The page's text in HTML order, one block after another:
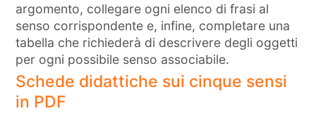
argomento, collegare ogni elenco di frasi al
senso corrispondente e, infine, completare una
tabella che richiederà di descrivere degli oggetti
per ogni possibile senso associabile.
Schede didattiche sui cinque sensi
in PDF